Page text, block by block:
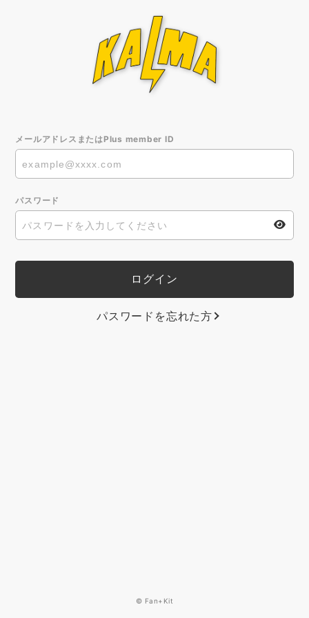
メールアドレスまたはPlus member ID
パスワード
パスワードを忘れた方
© Fan+Kit